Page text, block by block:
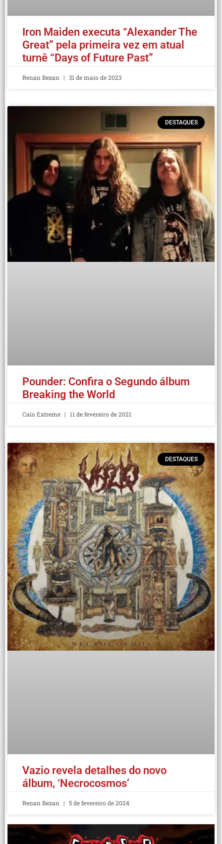
Iron Maiden executa “Alexander The
Great” pela primeira vez em atual
turnê “Days of Future Past”
Renan Bezan 31 de maio de 2023
DESTAQUES
Pounder: Confira o Segundo álbum
Breaking the World
Caio Extreme 11 de fevereiro de 2021
DESTAQUES
Vazio revela detalhes do novo
álbum, ‘Necrocosmos’
Renan Bezan 5 de fevereiro de 2024